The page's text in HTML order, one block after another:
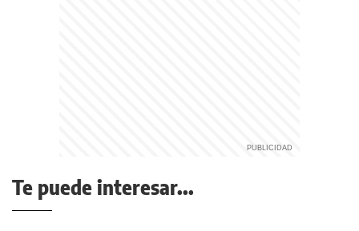
Te puede interesar...